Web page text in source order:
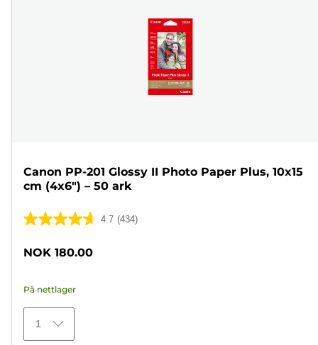
Canon PP-201 Glossy II Photo Paper Plus, 10x15
cm (4x6") – 50 ark
4.7 (434)
4.7
5
434
omtaler
NOK 180.00
På nettlager
1